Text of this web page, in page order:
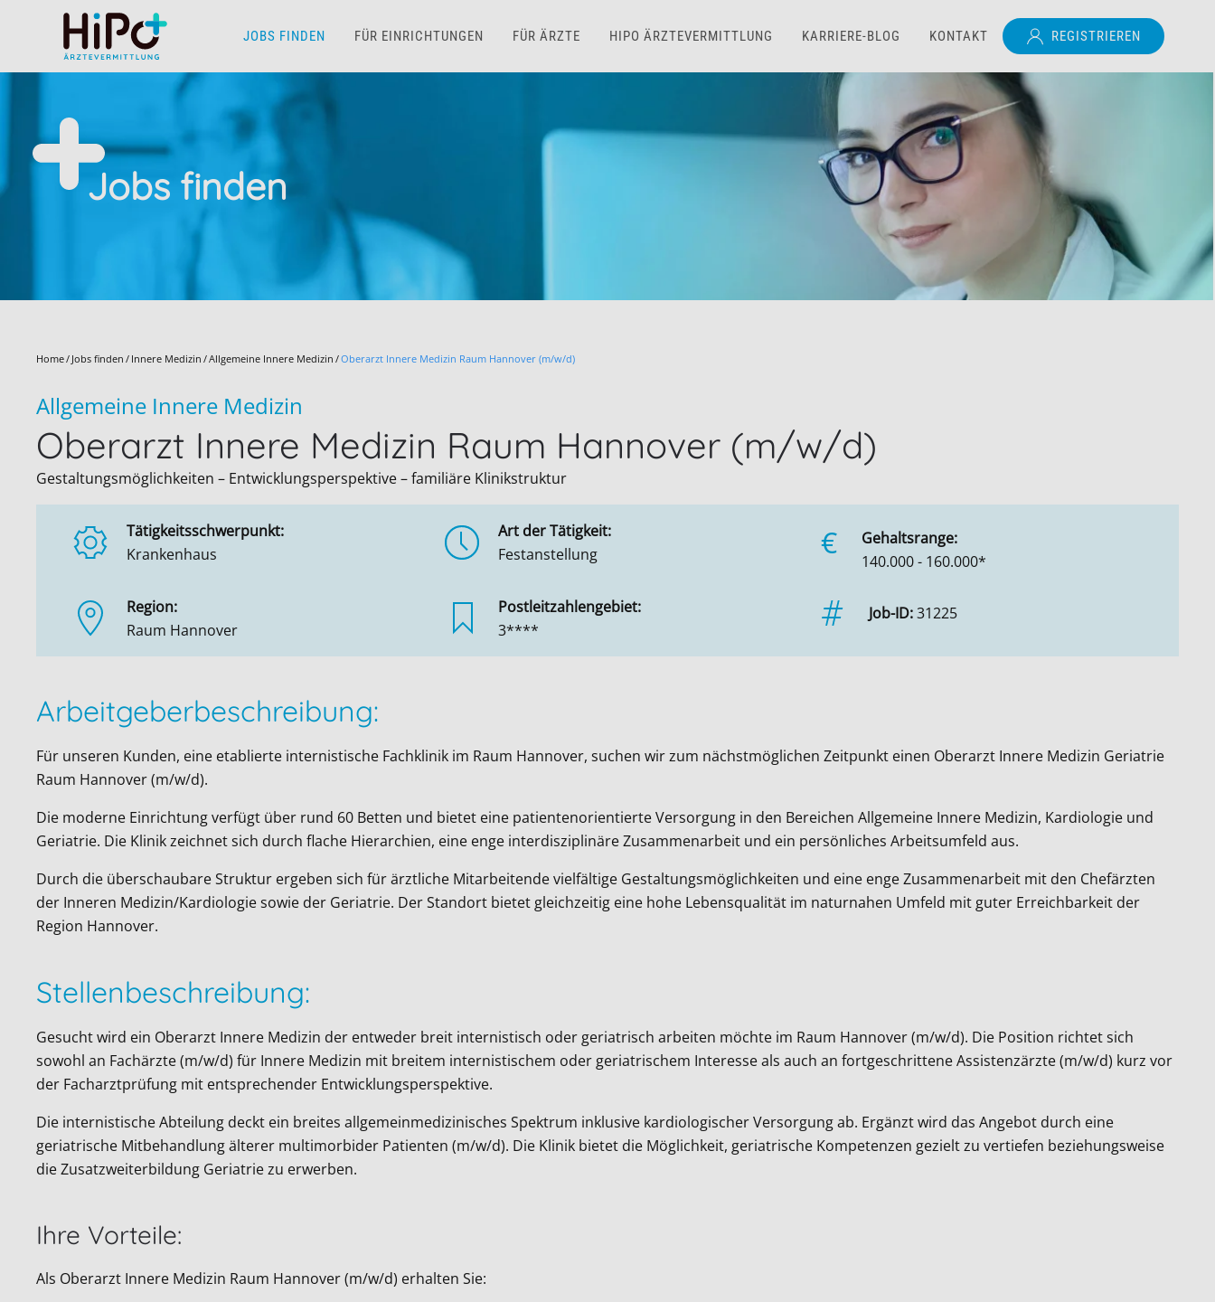
Skip to main content JOBS FINDEN FÜR EINRICHTUNGEN FÜR ÄRZTE HIPO ÄRZTEVERMITTLUNG KARRIERE-BLOG KONTAKT REGISTRIEREN
Jobs finden
Home Jobs finden Innere Medizin Allgemeine Innere Medizin Oberarzt Innere Medizin Raum Hannover (m/w/d)
Allgemeine Innere Medizin
Oberarzt Innere Medizin Raum Hannover (m/w/d)
Gestaltungsmöglichkeiten – Entwicklungsperspektive – familiäre Klinikstruktur
Tätigkeitsschwerpunkt:
Krankenhaus
Art der Tätigkeit:
Festanstellung
€
Gehaltsrange:
140.000 - 160.000*
Region:
Raum Hannover
Postleitzahlengebiet:
3****
Job-ID:31225
Arbeitgeberbeschreibung:
Für unseren Kunden, eine etablierte internistische Fachklinik im Raum Hannover, suchen wir zum nächstmöglichen Zeitpunkt einen Oberarzt Innere Medizin Geriatrie
Raum Hannover (m/w/d).
Die moderne Einrichtung verfügt über rund 60 Betten und bietet eine patientenorientierte Versorgung in den Bereichen Allgemeine Innere Medizin, Kardiologie und
Geriatrie. Die Klinik zeichnet sich durch flache Hierarchien, eine enge interdisziplinäre Zusammenarbeit und ein persönliches Arbeitsumfeld aus.
Durch die überschaubare Struktur ergeben sich für ärztliche Mitarbeitende vielfältige Gestaltungsmöglichkeiten und eine enge Zusammenarbeit mit den Chefärzten
der Inneren Medizin/Kardiologie sowie der Geriatrie. Der Standort bietet gleichzeitig eine hohe Lebensqualität im naturnahen Umfeld mit guter Erreichbarkeit der
Region Hannover.
Stellenbeschreibung:
Gesucht wird ein Oberarzt Innere Medizin der entweder breit internistisch oder geriatrisch arbeiten möchte im Raum Hannover (m/w/d). Die Position richtet sich
sowohl an Fachärzte (m/w/d) für Innere Medizin mit breitem internistischem oder geriatrischem Interesse als auch an fortgeschrittene Assistenzärzte (m/w/d) kurz vor
der Facharztprüfung mit entsprechender Entwicklungsperspektive.
Die internistische Abteilung deckt ein breites allgemeinmedizinisches Spektrum inklusive kardiologischer Versorgung ab. Ergänzt wird das Angebot durch eine
geriatrische Mitbehandlung älterer multimorbider Patienten (m/w/d). Die Klinik bietet die Möglichkeit, geriatrische Kompetenzen gezielt zu vertiefen beziehungsweise
die Zusatzweiterbildung Geriatrie zu erwerben.
Ihre Vorteile:
Als Oberarzt Innere Medizin Raum Hannover (m/w/d) erhalten Sie: